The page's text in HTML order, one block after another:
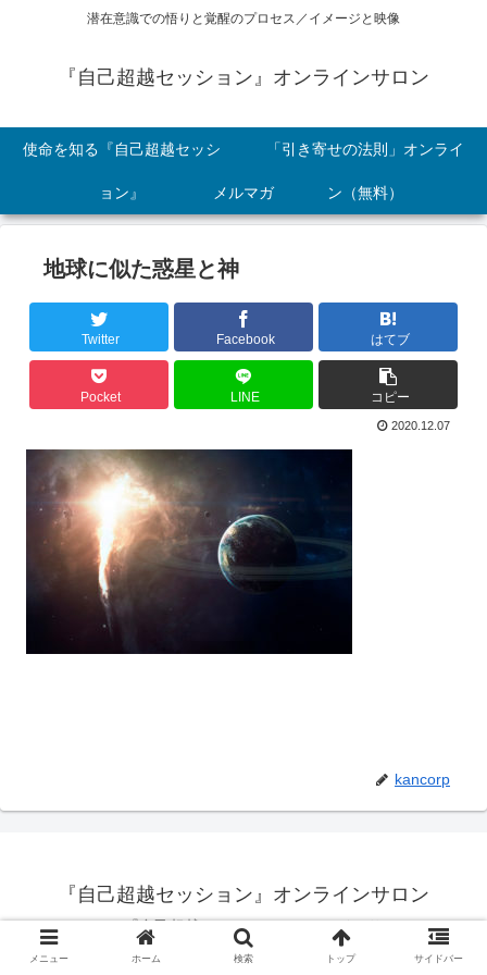
潜在意識での悟りと覚醒のプロセス／イメージと映像
『自己超越セッション』オンラインサロン
使命を知る『自己超越セッシ
ョン』
「引き寄せの法則」オンライ
ン（無料）
メルマガ
地球に似た惑星と神
Twitter Facebook はてブ
Pocket LINE コピー
2020.12.07
kancorp
『自己超越セッション』オンラインサロン
© 2020 『自己超越セッション』オンラインサロン.
メニュー ホーム 検索 トップ サイドバー